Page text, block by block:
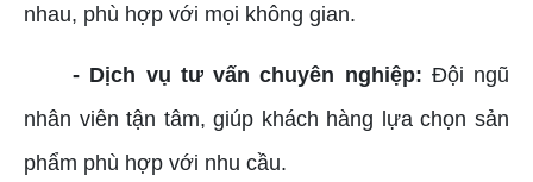
nhau, phù hợp với mọi không gian.
- Dịch vụ tư vấn chuyên nghiệp: Đội ngũ
nhân viên tận tâm, giúp khách hàng lựa chọn sản
phẩm phù hợp với nhu cầu.